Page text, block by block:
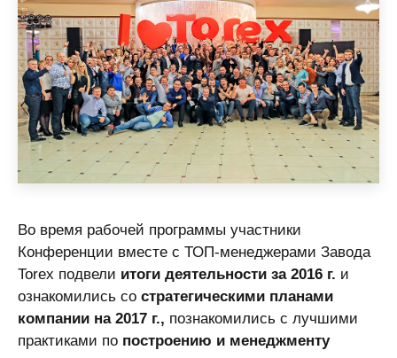
Во время рабочей программы участники
Конференции вместе с ТОП-менеджерами Завода
Torex подвели итоги деятельности за 2016 г. и
ознакомились со стратегическими планами
компании на 2017 г., познакомились с лучшими
практиками по построению и менеджменту